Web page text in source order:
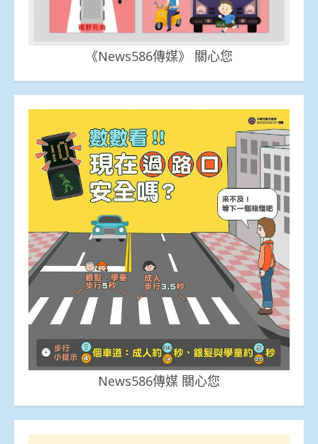
《News586傳媒》 關心您
News586傳媒 關心您